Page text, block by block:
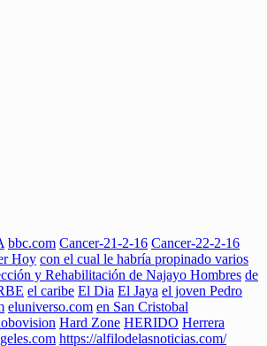
bbc.com Cancer-21-2-16 Cancer-22-2-16
Hoy con el cual le habría propinado varios
y Rehabilitación de Najayo Hombres de
el caribe El Dia El Jaya el joven Pedro
eluniverso.com en San Cristobal
Hard Zone HERIDO Herrera
https://alfilodelasnoticias.com/